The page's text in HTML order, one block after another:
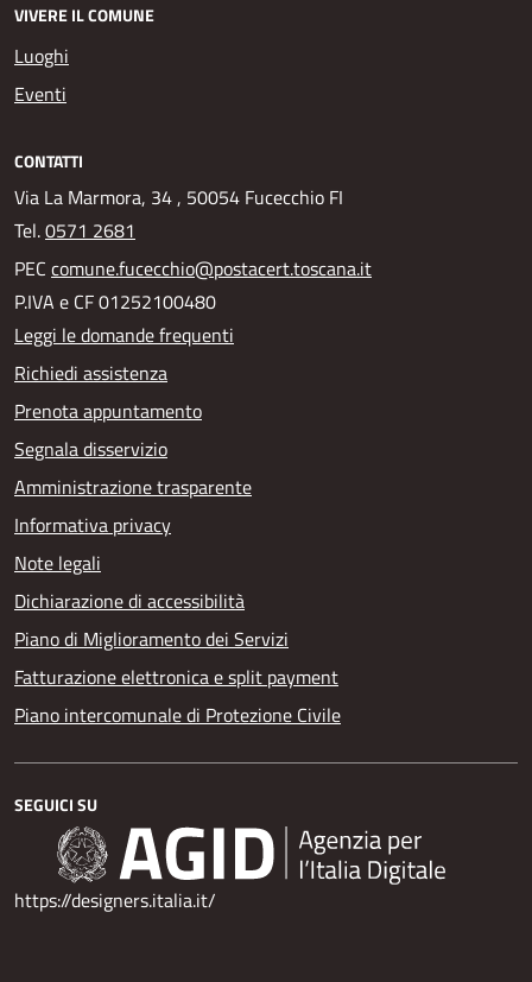
VIVERE IL COMUNE
Luoghi
Eventi
CONTATTI
Via La Marmora, 34 , 50054 Fucecchio FI
Tel.0571 2681
PEC comune.fucecchio@postacert.toscana.it
P.IVA e CF 01252100480
Leggi le domande frequenti
Richiedi assistenza
Prenota appuntamento
Segnala disservizio
Amministrazione trasparente
Informativa privacy
Note legali
Dichiarazione di accessibilità
Piano di Miglioramento dei Servizi
Fatturazione elettronica e split payment
Piano intercomunale di Protezione Civile
SEGUICI SU
https://designers.italia.it/